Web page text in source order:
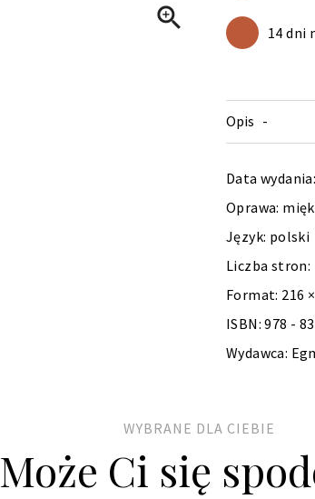
 14 dni
Opis
Data
Oprawa:
Język: polski
Liczba stron:
Format: 216
ISBN: 978 -
Wydawca:
WYBRANE DLA CIEBIE
Może Ci się